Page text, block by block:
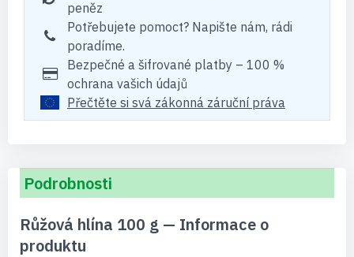
peněz
Potřebujete pomoct? Napište nám, rádi
poradíme.
Bezpečné a šifrované platby – 100 %
ochrana vašich údajů
Přečtěte si svá zákonná záruční práva
Podrobnosti
Růžová hlína 100 g — Informace o
produktu